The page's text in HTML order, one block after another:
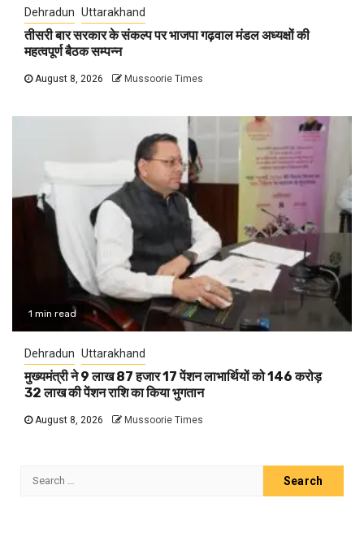
Dehradun Uttarakhand
तीसरी बार सरकार के संकल्प पर भाजपा गढ़वाल मंडल अध्यक्षों की
महत्वपूर्ण बैठक सम्पन्न
August 8, 2026 Mussoorie Times
1 min read
Dehradun Uttarakhand
मुख्यमंत्री ने 9 लाख 87 हजार 17 पेंशन लाभार्थियों को 146 करोड़
32 लाख की पेंशन राशि का किया भुगतान
August 8, 2026 Mussoorie Times
Search